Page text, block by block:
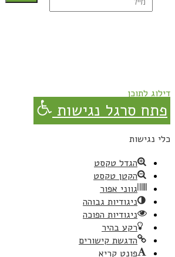
דילוג לתוכן
פתח סרגל נגישות
כלי נגישות
הגדל טקסט
הקטן טקסט
גווני אפור
ניגודיות גבוהה
ניגודיות הפוכה
רקע בהיר
הדגשת קישורים
פונט קריא